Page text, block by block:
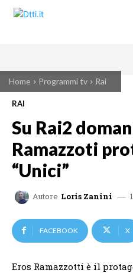
Home Programmi tv Rai
RAI
Su Rai2
Ramazzoti
“Unici”
Autore Loris Zanini
FACEBOOK X
Eros Ramazzotti è il